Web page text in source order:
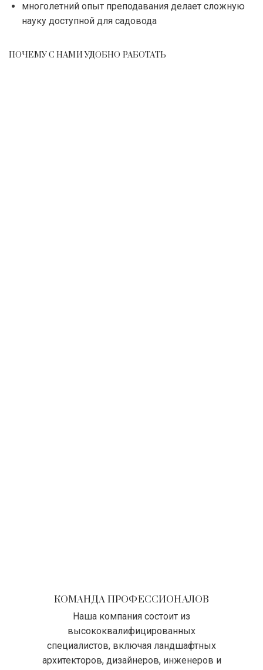
многолетний опыт преподавания делает сложную
науку доступной для садовода
ПОЧЕМУ С НАМИ УДОБНО РАБОТАТЬ
КОМАНДА ПРОФЕССИОНАЛОВ
Наша компания состоит из
высококвалифицированных
специалистов, включая ландшафтных
архитекторов, дизайнеров, инженеров и